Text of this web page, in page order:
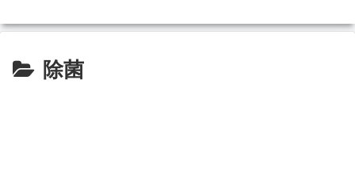
除菌